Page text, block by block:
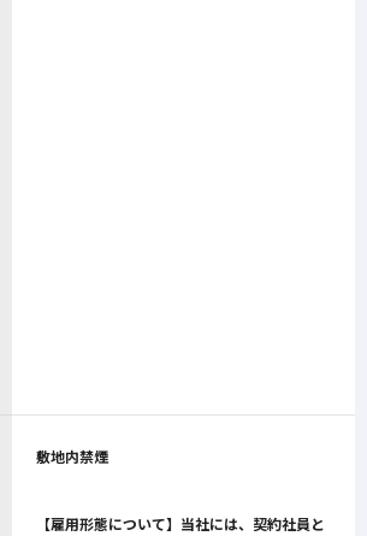
敷地内禁煙
【雇用形態について】当社には、契約社員と